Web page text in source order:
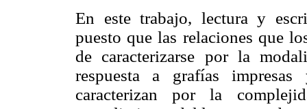
En este trabajo, lectura y
puesto que las relaciones que
de caracterizarse por la
respuesta a grafías
caracterizan por la